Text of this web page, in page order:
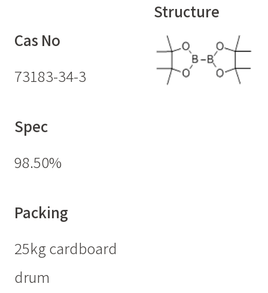
Cas No
73183-34-3
Spec
98.50%
Packing
25kg cardboard
drum
Structure